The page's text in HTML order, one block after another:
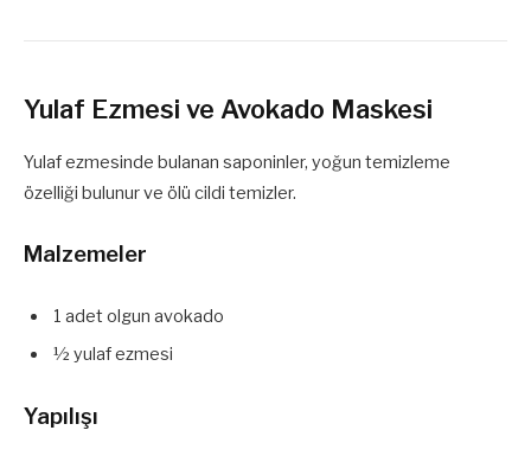
Yulaf Ezmesi ve Avokado Maskesi
Yulaf ezmesinde bulanan saponinler, yoğun temizleme
özelliği bulunur ve ölü cildi temizler.
Malzemeler
1 adet olgun avokado
½ yulaf ezmesi
Yapılışı